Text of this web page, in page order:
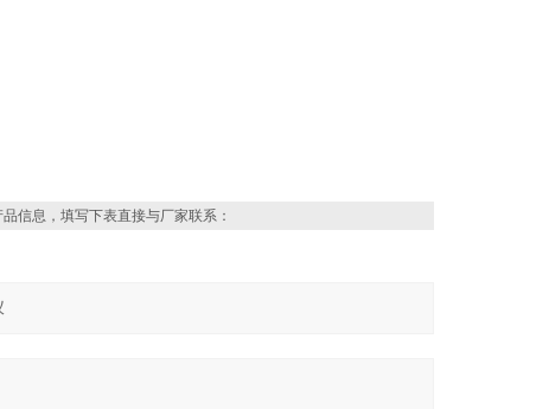
信息，填写下表直接与厂家联系：